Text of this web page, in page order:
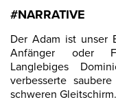
#NARRATIVE
Der Adam ist unser
Anfänger oder
Langlebiges
verbesserte
schweren Gleitschirm.